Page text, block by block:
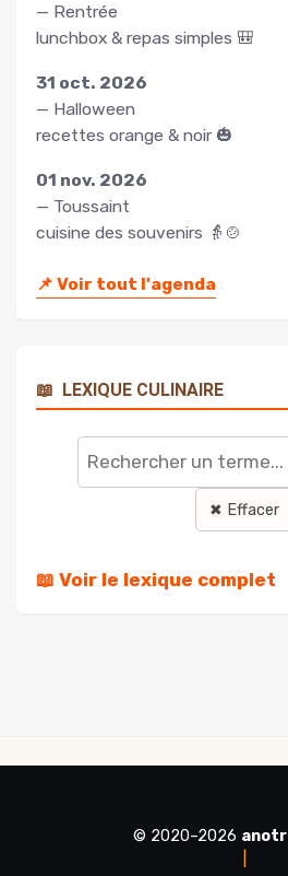
— Rentrée
lunchbox & repas simples 🎒
31 oct. 2026
— Halloween
recettes orange & noir 🎃
01 nov. 2026
— Toussaint
cuisine des souvenirs 👵🍲
📌 Voir tout l'agenda
📖 LEXIQUE CULINAIRE
Rechercher
terme
✖ Effacer
📖 Voir le lexique complet
© 2020–2026